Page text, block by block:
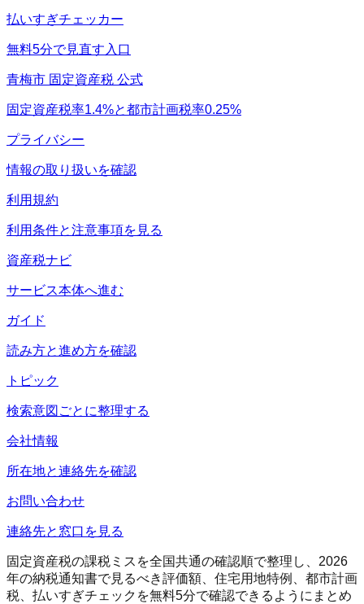
払いすぎチェッカー
無料5分で見直す入口
青梅市 固定資産税 公式
固定資産税率1.4%と都市計画税率0.25%
プライバシー
情報の取り扱いを確認
利用規約
利用条件と注意事項を見る
資産税ナビ
サービス本体へ進む
ガイド
読み方と進め方を確認
トピック
検索意図ごとに整理する
会社情報
所在地と連絡先を確認
お問い合わせ
連絡先と窓口を見る
固定資産税の課税ミスを全国共通の確認順で整理し、2026
年の納税通知書で見るべき評価額、住宅用地特例、都市計画
税、払いすぎチェックを無料5分で確認できるようにまとめ